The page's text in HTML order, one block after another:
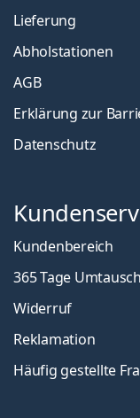
Lieferung
Abholstationen
AGB
Erklärung zur
Datenschutz
Kundenbereich
365 Tage
Widerruf
Reklamation
Häufig gestellte